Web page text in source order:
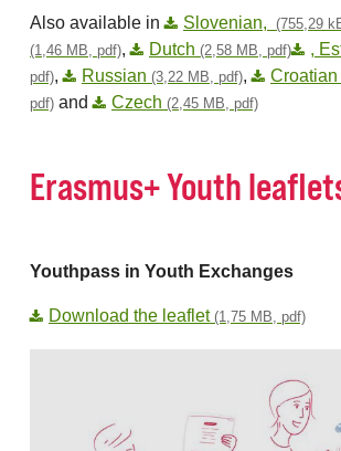
Also available in Slovenian, (755,29
(1,46 MB, pdf), Dutch (2,58 MB, pdf) ,
pdf), Russian (3,22 MB, pdf), Croatian
pdf) and Czech (2,45 MB, pdf)
Erasmus+ Youth
Youthpass in Youth Exchanges
Download the leaflet (1,75 MB, pdf)